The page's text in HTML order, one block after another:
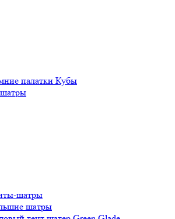
палатки Кубы
шатры
шатры